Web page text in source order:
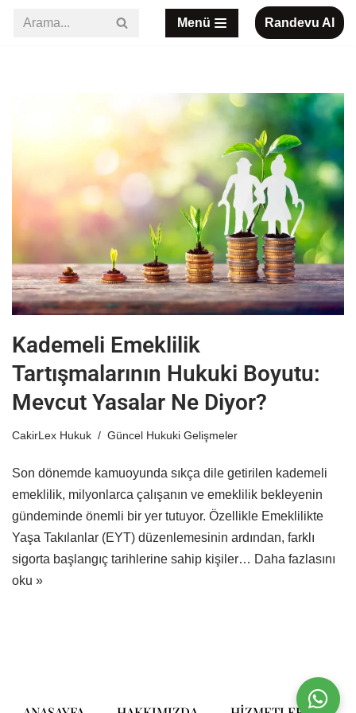
Menü Randevu Al
Kademeli Emeklilik
Tartışmalarının Hukuki Boyutu:
Mevcut Yasalar Ne Diyor?
CakirLex Hukuk Güncel Hukuki Gelişmeler
Son dönemde kamuoyunda sıkça dile getirilen kademeli
emeklilik, milyonlarca çalışanın ve emeklilik bekleyenin
gündeminde önemli bir yer tutuyor. Özellikle Emeklilikte
Yaşa Takılanlar (EYT) düzenlemesinin ardından, farklı
sigorta başlangıç tarihlerine sahip kişiler… Daha fazlasını
oku »